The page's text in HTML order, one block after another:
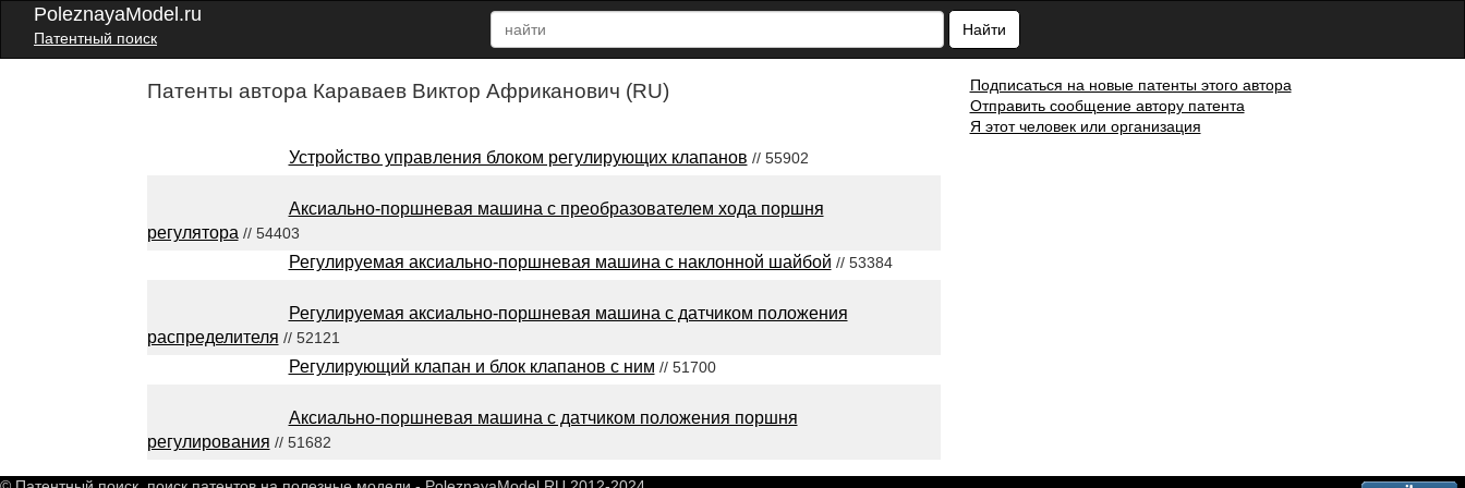
PoleznayaModel.ru
Патентный поиск
Найти
Патенты автора Караваев Виктор Африканович (RU)
Устройство управления блоком регулирующих клапанов // 55902
Аксиально-поршневая машина с преобразователем хода поршня
регулятора // 54403
Регулируемая аксиально-поршневая машина с наклонной шайбой // 53384
Регулируемая аксиально-поршневая машина с датчиком положения
распределителя // 52121
Регулирующий клапан и блок клапанов с ним // 51700
Аксиально-поршневая машина с датчиком положения поршня
регулирования // 51682
Подписаться на новые патенты этого автора
Отправить сообщение автору патента
Я этот человек или организация